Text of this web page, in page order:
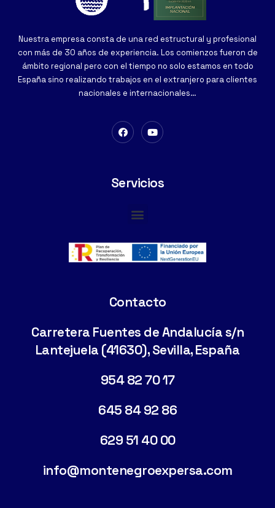
Nuestra empresa consta de una red estructural y profesional
con más de 30 años de experiencia. Los comienzos fueron de
ámbito regional pero con el tiempo no solo estamos en todo
España sino realizando trabajos en el extranjero para clientes
nacionales e internacionales…
Servicios
Contacto
Carretera Fuentes de Andalucía s/n
Lantejuela (41630), Sevilla, España
954 82 70 17
645 84 92 86
629 51 40 00
info@montenegroexpersa.com